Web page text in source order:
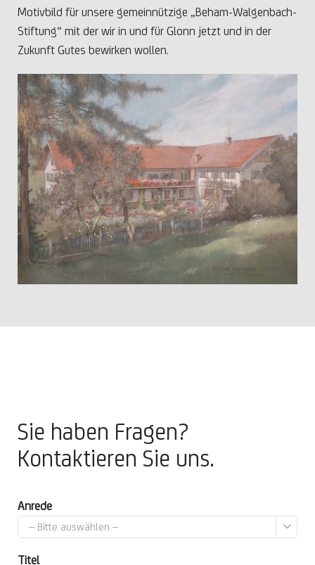
Motivbild für unsere gemeinnützige „Beham-Walgenbach-
Stiftung“ mit der wir in und für Glonn jetzt und in der
Zukunft Gutes bewirken wollen.
Sie haben Fragen?
Kontaktieren Sie uns.
Anrede

Titel